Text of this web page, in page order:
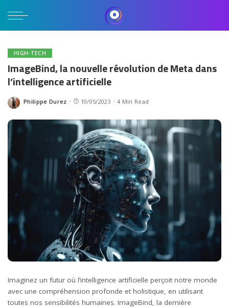
HIGH-TECH
ImageBind, la nouvelle révolution de Meta dans
l’intelligence artificielle
Posted
Philippe Durez 10/05/2023 4 Min Read
Imaginez un futur où l’intelligence artificielle perçoit notre monde
avec une compréhension profonde et holistique, en utilisant
toutes nos sensibilités humaines. ImageBind, la dernière